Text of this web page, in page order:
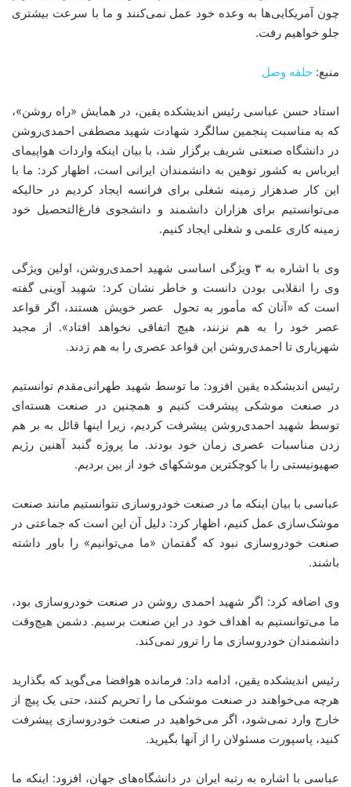
چون آمریکایی‌ها به وعده خود عمل نمی‌کنند و ما با سرعت بیشتری
جلو خواهیم رفت.
منبع: حلقه وصل
استاد حسن عباسی رئیس اندیشکده یقین، در همایش «راه روشن»،
که به مناسبت پنجمین سالگرد شهادت شهید مصطفی احمدی‌روشن
در دانشگاه صنعتی شریف برگزار شد، با بیان اینکه واردات هواپیمای
ایرباس به کشور توهین به دانشمندان ایرانی است، اظهار کرد: ما با
این کار صدهزار زمینه شغلی برای فرانسه ایجاد کردیم در حالیکه
می‌توانستیم برای هزاران دانشمند و دانشجوی فارغ‌التحصیل خود
زمینه کاری علمی و شغلی ایجاد کنیم.
وی با اشاره به ۳ ویژگی اساسی شهید احمدی‌روشن، اولین ویژگی
وی را انقلابی بودن دانست و خاطر نشان کرد: شهید آوینی گفته
است که «آنان که مأمور به تحول عصر خویش هستند، اگر قواعد
عصر خود را به هم نزنند، هیچ اتفاقی نخواهد افتاد». از مجید
شهریاری تا احمدی‌روشن این قواعد عصری را به هم زدند.
رئیس اندیشکده یقین افزود: ما توسط شهید طهرانی‌مقدم توانستیم
در صنعت موشکی پیشرفت کنیم و همچنین در صنعت هسته‌ای
توسط شهید احمدی‌روشن پیشرفت کردیم، زیرا اینها قائل به بر هم
زدن مناسبات عصری زمان خود بودند. ما پروژه گنبد آهنین رژیم
صهیونیستی را با کوچکترین موشکهای خود از بین بردیم.
عباسی با بیان اینکه ما در صنعت خودروسازی نتوانستیم مانند صنعت
موشک‌سازی عمل کنیم، اظهار کرد: دلیل آن این است که جماعتی در
صنعت خودروسازی نبود که گفتمان «ما می‌توانیم» را باور داشته
باشند.
وی اضافه کرد: اگر شهید احمدی روشن در صنعت خودروسازی بود،
ما می‌توانستیم به اهداف خود در این صنعت برسیم. دشمن هیچ‌وقت
دانشمندان خودروسازی ما را ترور نمی‌کند.
رئیس اندیشکده یقین، ادامه داد: فرمانده هوافضا می‌گوید که بگذارید
هرچه می‌خواهند در صنعت موشکی ما را تحریم کنند، حتی یک پیچ از
خارج وارد نمی‌شود، اگر می‌خواهید در صنعت خودروسازی پیشرفت
کنید، پاسپورت مسئولان را از آنها بگیرید.
عباسی با اشاره به رتبه ایران در دانشگاه‌های جهان، افزود: اینکه ما